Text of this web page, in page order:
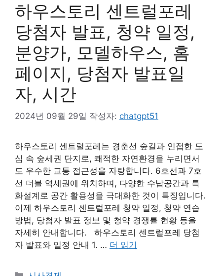
하우스토리 센트럴포레
당첨자 발표, 청약 일정,
분양가, 모델하우스, 홈
페이지, 당첨자 발표일
자, 시간
2024년 09월 29일 작성자: chatgpt51
하우스토리 센트럴포레는 경춘선 숲길과 인접한 도
심 속 숲세권 단지로, 쾌적한 자연환경을 누리면서
도 우수한 교통 접근성을 자랑합니다. 6호선과 7호
선 더블 역세권에 위치하며, 다양한 수납공간과 특
화설계로 공간 활용성을 극대화한 것이 특징입니다.
이제 하우스토리 센트럴포레 청약 일정, 청약 연습
방법, 당첨자 발표 정보 및 청약 경쟁률 현황 등을
자세히 안내합니다. 하우스토리 센트럴포레 당첨
자 발표와 일정 안내 1. … 더 읽기
카